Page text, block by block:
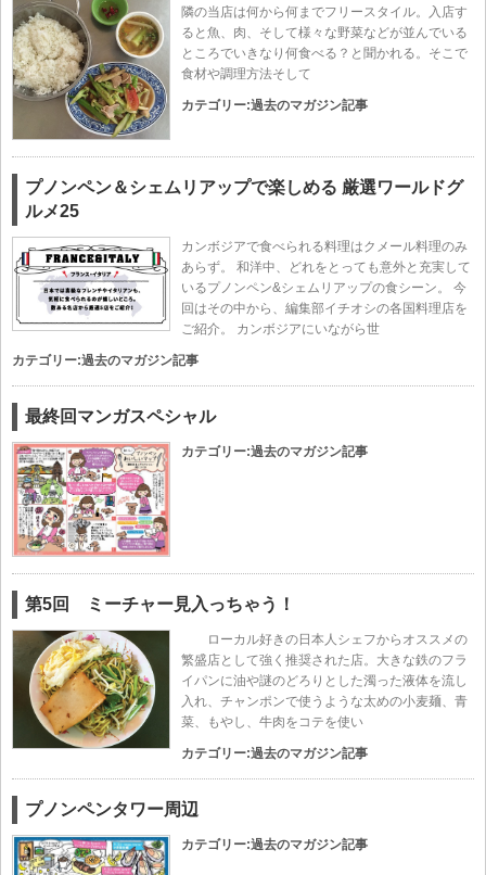
隣の当店は何から何までフリースタイル。入店す
ると魚、肉、そして様々な野菜などが並んでいる
ところでいきなり何食べる？と聞かれる。そこで
食材や調理方法そして
カテゴリー:過去のマガジン記事
プノンペン＆シェムリアップで楽しめる 厳選ワールドグ
ルメ25
カンボジアで食べられる料理はクメール料理のみ
あらず。 和洋中、どれをとっても意外と充実して
いるプノンペン&シェムリアップの食シーン。 今
回はその中から、編集部イチオシの各国料理店を
ご紹介。 カンボジアにいながら世
カテゴリー:過去のマガジン記事
最終回マンガスペシャル
カテゴリー:過去のマガジン記事
第5回 ミーチャー見入っちゃう！
ローカル好きの日本人シェフからオススメの
繁盛店として強く推奨された店。大きな鉄のフラ
イパンに油や謎のどろりとした濁った液体を流し
入れ、チャンポンで使うような太めの小麦麺、青
菜、もやし、牛肉をコテを使い
カテゴリー:過去のマガジン記事
プノンペンタワー周辺
カテゴリー:過去のマガジン記事